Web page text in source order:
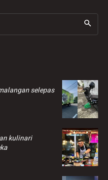
selepas
kulinari